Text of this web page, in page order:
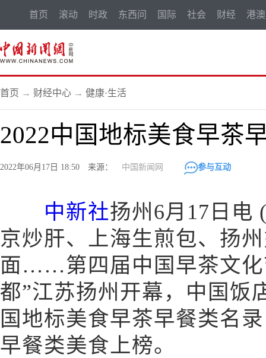
首页 滚动 时政 东西问 国际 社会 财经 港澳
首页 → 财经中心 → 健康·生活
2022中国地标美食早茶
2022年06月17日 18:50 来源： 中国新闻网 参与互动
中新社扬州6月17日电
京炒肝、上海生煎包、扬
面……第四届中国早茶文化
都”江苏扬州开幕，中国饭
国地标美食早茶早餐类名
早餐类美食上榜。